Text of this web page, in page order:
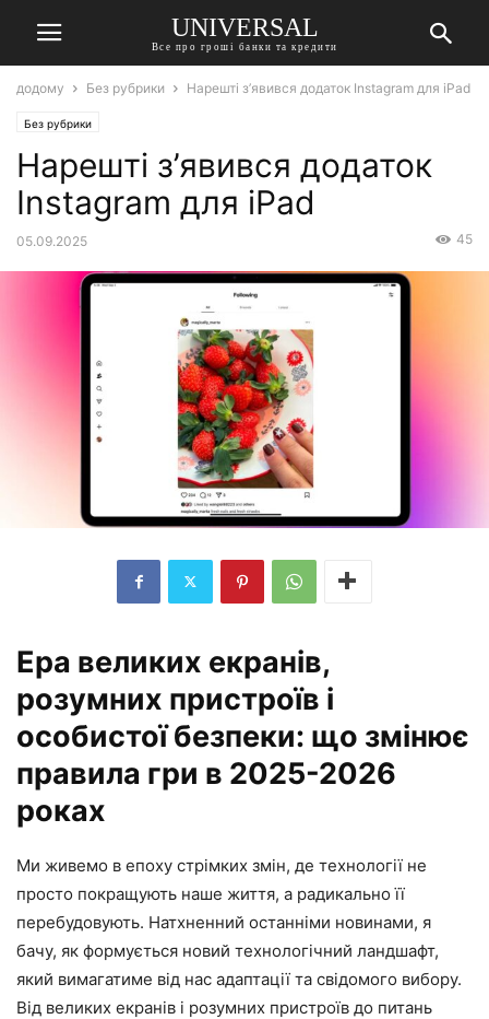
UNIVERSAL
Все про гроші банки та кредити
додому Без рубрики Нарешті з’явився додаток Instagram для iPad
Без рубрики
Нарешті з’явився додаток
Instagram для iPad
05.09.2025 45
Ера великих екранів,
розумних пристроїв і
особистої безпеки: що змінює
правила гри в 2025-2026
роках
Ми живемо в епоху стрімких змін, де технології не
просто покращують наше життя, а радикально її
перебудовують. Натхненний останніми новинами, я
бачу, як формується новий технологічний ландшафт,
який вимагатиме від нас адаптації та свідомого вибору.
Від великих екранів і розумних пристроїв до питань